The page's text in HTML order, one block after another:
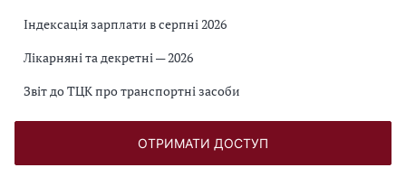
Індексація зарплати в серпні 2026
Лікарняні та декретні — 2026
Звіт до ТЦК про транспортні засоби
ОТРИМАТИ ДОСТУП